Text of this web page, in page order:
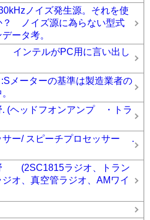
ノイズ発生源。それを使
？ ノイズ源に為らない型式
ータ考。
インテルがPC用に言い出し
メーターの基準は製造業者の
. (ヘッドフオンアンプ ・トラ
サー/ スピーチプロセッサー .
(2SC1815ラジオ、トラン
オ、真空管ラジオ、AMワイ